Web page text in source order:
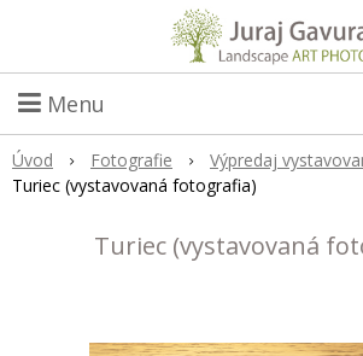
Menu
Úvod Fotografie
Výpredaj
Turiec (vystavovaná fotografia)
Turiec (vystavovaná